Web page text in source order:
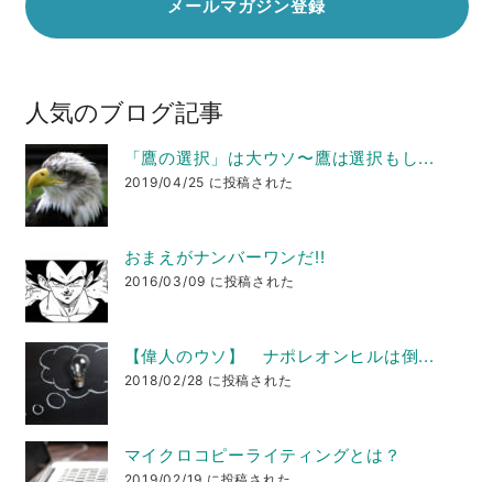
人気のブログ記事
「鷹の選択」は大ウソ〜鷹は選択もし...
2019/04/25 に投稿された
おまえがナンバーワンだ!!
2016/03/09 に投稿された
【偉人のウソ】 ナポレオンヒルは倒...
2018/02/28 に投稿された
マイクロコピーライティングとは？